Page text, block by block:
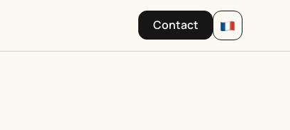
Contact